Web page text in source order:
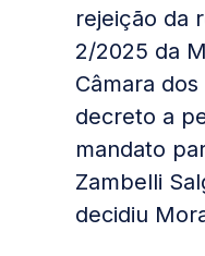
rejeição da
2/2025 da
Câmara
decreto a
mandato
Zambelli
decidiu